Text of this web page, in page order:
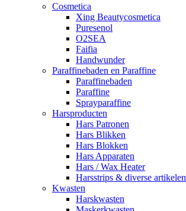
Cosmetica
Xing Beautycosmetica
Puresenol
O2SEA
Faifia
Handwunder
Paraffinebaden en Paraffine
Paraffinebaden
Paraffine
Sprayparaffine
Harsproducten
Hars Patronen
Hars Blikken
Hars Blokken
Hars Apparaten
Hars / Wax Heater
Harsstrips & diverse artikelen
Kwasten
Harskwasten